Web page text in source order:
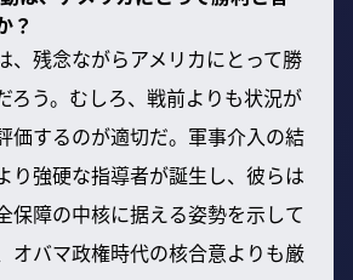
？
、残念ながらアメリカにとって勝
ろう。むしろ、戦前よりも状況が
価するのが適切だ。軍事介入の結
り強硬な指導者が誕生し、彼らは
保障の中核に据える姿勢を示して
オバマ政権時代の核合意よりも厳